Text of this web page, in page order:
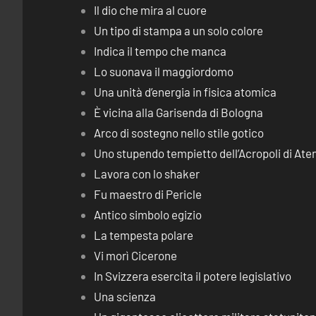
Il dio che mira al cuore
Un tipo di stampa a un solo colore
Indica il tempo che manca
Lo suonava il maggiordomo
Una unità d’energia in fisica atomica
È vicina alla Garisenda di Bologna
Arco di sostegno nello stile gotico
Uno stupendo tempietto dell’Acropoli di
Lavora con lo shaker
Fu maestro di Pericle
Antico simbolo egizio
La tempesta polare
Vi morì Cicerone
In Svizzera esercita il potere legislativo
Una scienza